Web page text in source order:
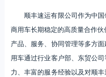
顺丰速运有限公司作为中
商用车长期稳定的高质量合作
产品、服务、协同管理等多方
用车通过行业客户部、东贸公
力、丰富的服务经验以及对顺